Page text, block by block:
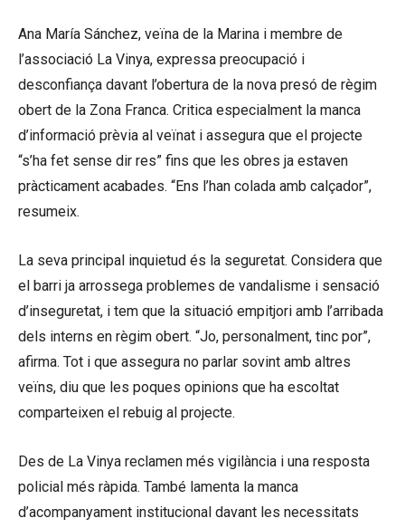
Ana María Sánchez, veïna de la Marina i membre de
l’associació La Vinya, expressa preocupació i
desconfiança davant l’obertura de la nova presó de règim
obert de la Zona Franca. Critica especialment la manca
d’informació prèvia al veïnat i assegura que el projecte
“s’ha fet sense dir res” fins que les obres ja estaven
pràcticament acabades. “Ens l’han colada amb calçador”,
resumeix.
La seva principal inquietud és la seguretat. Considera que
el barri ja arrossega problemes de vandalisme i sensació
d’inseguretat, i tem que la situació empitjori amb l’arribada
dels interns en règim obert. “Jo, personalment, tinc por”,
afirma. Tot i que assegura no parlar sovint amb altres
veïns, diu que les poques opinions que ha escoltat
comparteixen el rebuig al projecte.
Des de La Vinya reclamen més vigilància i una resposta
policial més ràpida. També lamenta la manca
d’acompanyament institucional davant les necessitats